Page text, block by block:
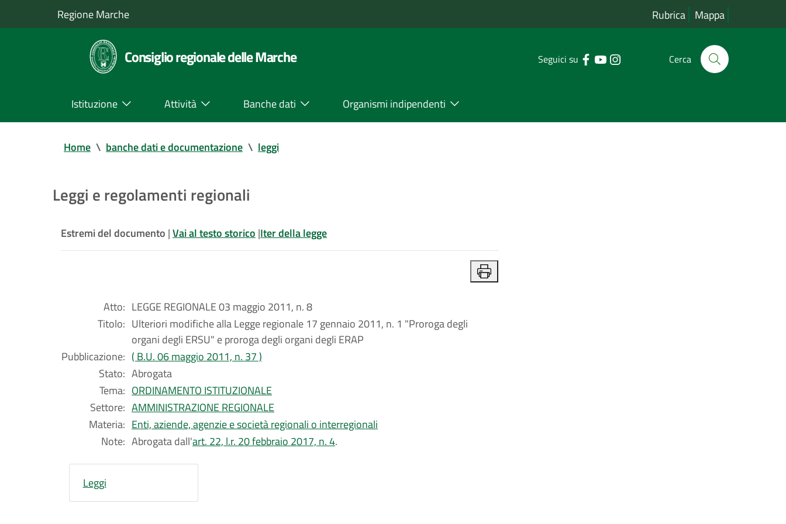
Regione Marche Rubrica Mappa
Consiglio regionale delle Marche Seguici su Cerca
Istituzione Attività Banche dati Organismi indipendenti
Home \ banche dati e documentazione \ leggi
Leggi e regolamenti regionali
Estremi del documento |Vai al testo storico |Iter della legge
Atto: LEGGE REGIONALE 03 maggio 2011, n. 8
Titolo: Ulteriori modifiche alla Legge regionale 17 gennaio 2011, n. 1 "Proroga degli
organi degli ERSU" e proroga degli organi degli ERAP
Pubblicazione: ( B.U. 06 maggio 2011, n. 37 )
Stato: Abrogata
Tema: ORDINAMENTO ISTITUZIONALE
Settore: AMMINISTRAZIONE REGIONALE
Materia: Enti, aziende, agenzie e società regionali o interregionali
Note: Abrogata dall'art. 22, l.r. 20 febbraio 2017, n. 4.
Leggi